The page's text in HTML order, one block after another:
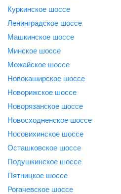
Куркинское шоссе
Ленинградское шоссе
Машкинское шоссе
Минское шоссе
Можайское шоссе
Новокаширское шоссе
Новорижское шоссе
Новорязанское шоссе
Новосходненское шоссе
Носовихинское шоссе
Осташковское шоссе
Подушкинское шоссе
Пятницкое шоссе
Рогачевское шоссе